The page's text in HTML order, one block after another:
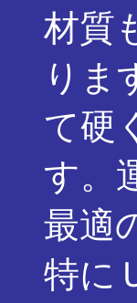
材質
りま
て硬
す。
最適
特に